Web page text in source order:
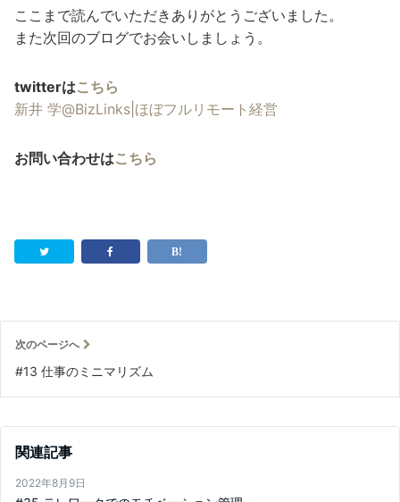
ここまで読んでいただきありがとうございました。
また次回のブログでお会いしましょう。
twitterはこちら
新井 学@BizLinks|ほぼフルリモート経営
お問い合わせはこちら
次のページへ
#13 仕事のミニマリズム
関連記事
2022年8月9日